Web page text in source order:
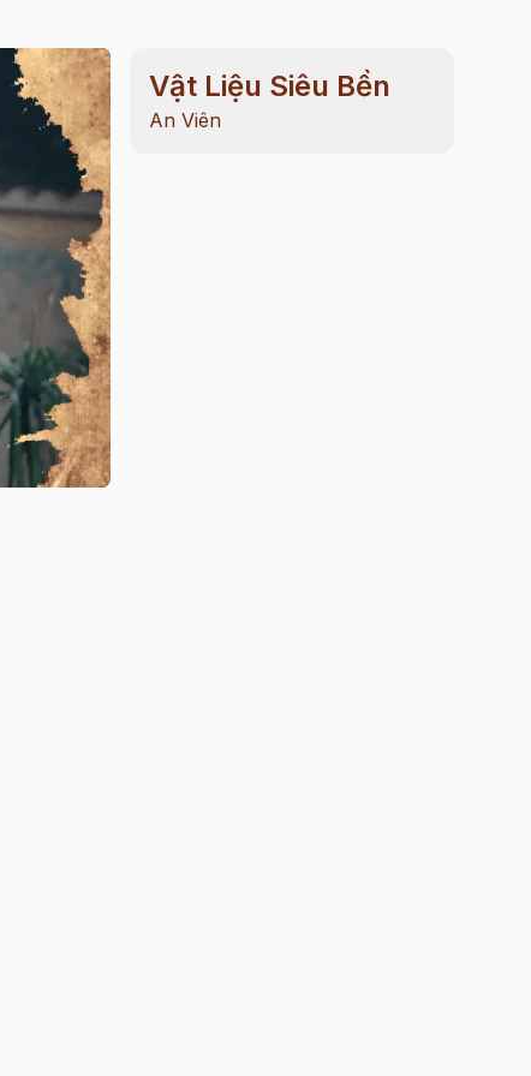
Vật Liệu Siêu Bền
An Viên